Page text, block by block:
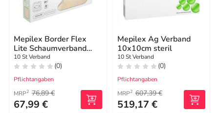
Mepilex Border Flex
Lite Schaumverband
4x5 cm
10 St Verband
(0)
Pflichtangaben
MRP2 76,89 €
67,99 €
Mepilex Ag Verband
10x10cm steril
10 St Verband
(0)
Pflichtangaben
MRP2 607,39 €
519,17 €